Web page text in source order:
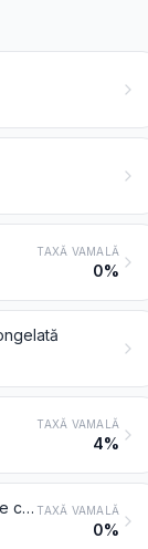
TAXĂ VAMALĂ
0%
TAXĂ VAMALĂ
4%
Organe comestibile de animale din speciile bovine, porcine, ovine, caprine, de cai, de măgari sau de catâri, proaspete, refrigerate sau congelate TAXĂ VAMALĂ
0%